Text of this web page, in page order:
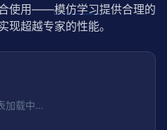
使用——模仿学习提供合理的
现超越专家的性能。
加载中…